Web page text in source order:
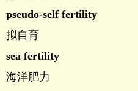
pseudo-self fertility
拟自育
sea fertility
海洋肥力